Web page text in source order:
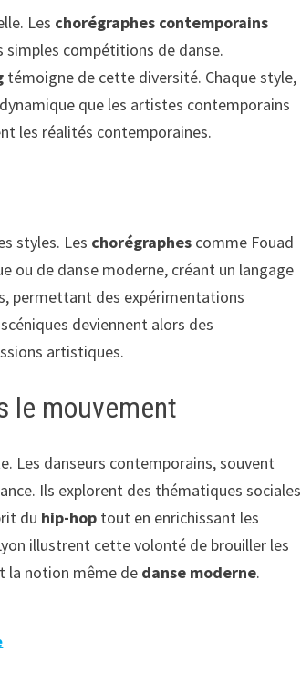
Les chorégraphes contemporains
simples compétitions de danse.
témoigne de cette diversité. Chaque style,
que les artistes contemporains
les réalités contemporaines.
styles. Les chorégraphes comme Fouad
ou de danse moderne, créant un langage
permettant des expérimentations
deviennent alors des
artistiques.
le mouvement
Les danseurs contemporains, souvent
Ils explorent des thématiques sociales
du hip-hop tout en enrichissant les
illustrent cette volonté de brouiller les
la notion même de danse moderne.